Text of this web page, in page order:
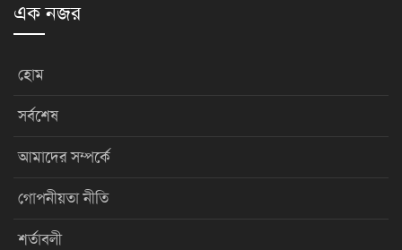
এক নজর
হোম
সর্বশেষ
আমাদের সম্পর্কে
গোপনীয়তা নীতি
শর্তাবলী